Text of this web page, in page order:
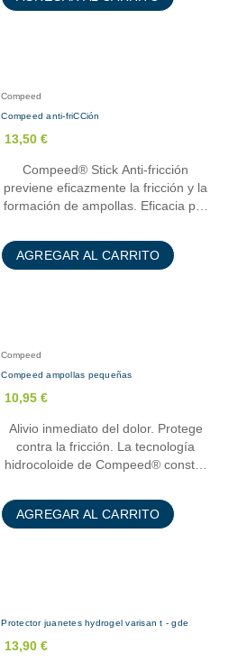
Compeed
Compeed anti-friCCión
13,50 €
Compeed® Stick Anti-fricción
previene eficazmente la fricción y la
formación de ampollas. Eficacia p…
AGREGAR AL CARRITO
Compeed
Compeed ampollas pequeñas
10,95 €
Alivio inmediato del dolor. Protege
contra la fricción. La tecnología
hidrocoloide de Compeed® const…
AGREGAR AL CARRITO
Protector juanetes hydrogel varisan t - gde
13,90 €